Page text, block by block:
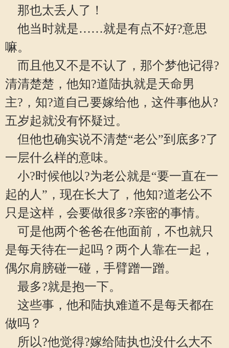
那也太丢人了！
他当时就是……就是有点不好?意思
嘛。
而且他又不是不认了，那个梦他记得?
清清楚楚，他知?道陆执就是天命男
主?，知?道自己要嫁给他，这件事他从?
五岁起就没有怀疑过。
但他也确实说不清楚“老公”到底多?了
一层什么样的意味。
小?时候他以?为老公就是“要一直在一
起的人”，现在长大了，他知?道老公不
只是这样，会要做很多?亲密的事情。
可是他两个爸爸在他面前，不也就只
是每天待在一起吗？两个人靠在一起，
偶尔肩膀碰一碰，手臂蹭一蹭。
最多?就是抱一下。
这些事，他和陆执难道不是每天都在
做吗？
所以?他觉得?嫁给陆执也没什么大不